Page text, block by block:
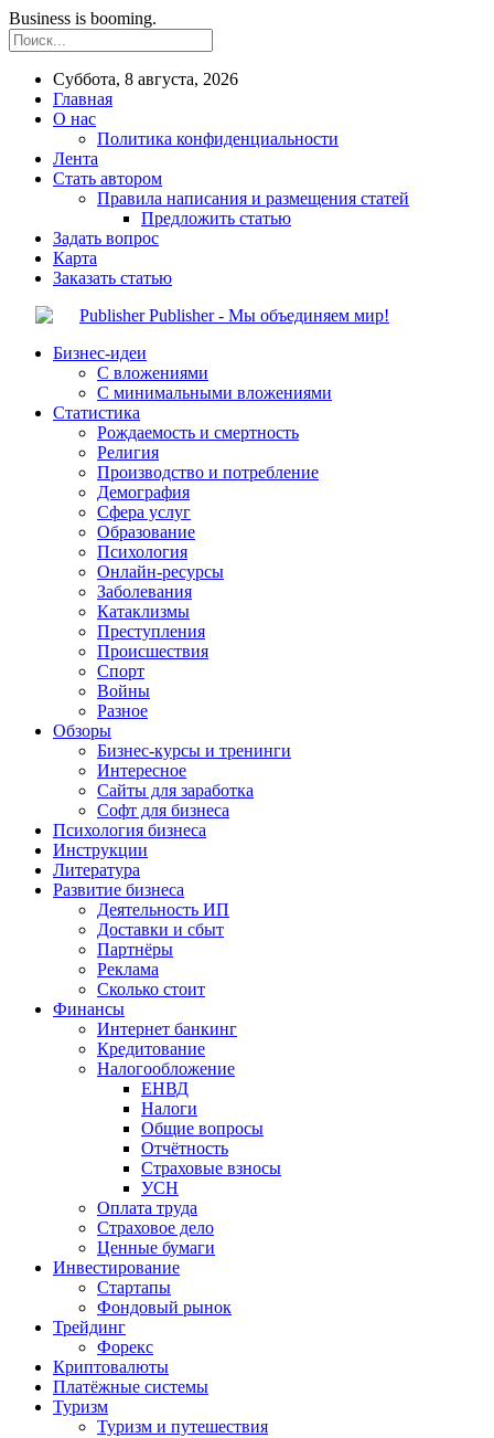
Business is booming.
Суббота, 8 августа, 2026
Главная
О нас
Политика конфиденциальности
Лента
Стать автором
Правила написания и размещения статей
Предложить статью
Задать вопрос
Карта
Заказать статью
Publisher - Мы объединяем мир!
Бизнес-идеи
С вложениями
С минимальными вложениями
Статистика
Рождаемость и смертность
Религия
Производство и потребление
Демография
Сфера услуг
Образование
Психология
Онлайн-ресурсы
Заболевания
Катаклизмы
Преступления
Происшествия
Спорт
Войны
Разное
Обзоры
Бизнес-курсы и тренинги
Интересное
Сайты для заработка
Софт для бизнеса
Психология бизнеса
Инструкции
Литература
Развитие бизнеса
Деятельность ИП
Доставки и сбыт
Партнёры
Реклама
Сколько стоит
Финансы
Интернет банкинг
Кредитование
Налогообложение
ЕНВД
Налоги
Общие вопросы
Отчётность
Страховые взносы
УСН
Оплата труда
Страховое дело
Ценные бумаги
Инвестирование
Стартапы
Фондовый рынок
Трейдинг
Форекс
Криптовалюты
Платёжные системы
Туризм
Туризм и путешествия